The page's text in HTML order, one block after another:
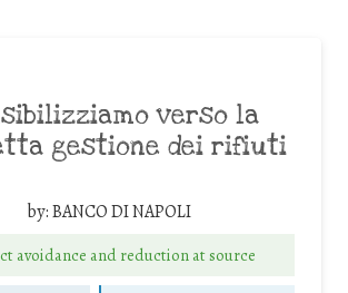
verso la
gestione dei rifiuti
by:BANCO DI NAPOLI
avoidance and reduction at source